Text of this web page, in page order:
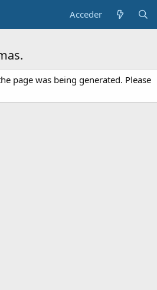
Acceder
page was being generated. Please